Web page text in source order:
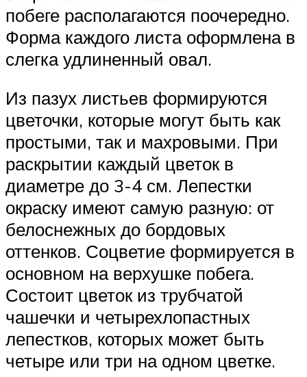
побеге располагаются поочередно.
Форма каждого листа оформлена в
слегка удлиненный овал.
Из пазух листьев формируются
цветочки, которые могут быть как
простыми, так и махровыми. При
раскрытии каждый цветок в
диаметре до 3-4 см. Лепестки
окраску имеют самую разную: от
белоснежных до бордовых
оттенков. Соцветие формируется в
основном на верхушке побега.
Состоит цветок из трубчатой
чашечки и четырехлопастных
лепестков, которых может быть
четыре или три на одном цветке.